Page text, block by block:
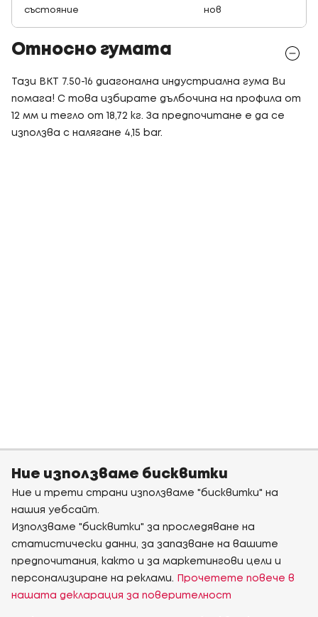
състояние нов
Относно гумата
Тази BKT 7.50-16 диагонална индустриална гума Ви
помага! С това избирате дълбочина на профила от
12 мм и тегло от 18,72 кг. За предпочитане е да се
използва с налягане 4,15 bar.
Ние използваме бисквитки
Ние и трети страни използваме "бисквитки" на
нашия уебсайт.
Използваме "бисквитки" за проследяване на
статистически данни, за запазване на вашите
предпочитания, както и за маркетингови цели и
персонализиране на реклами.
Прочетете повече в
нашата декларация за поверителност